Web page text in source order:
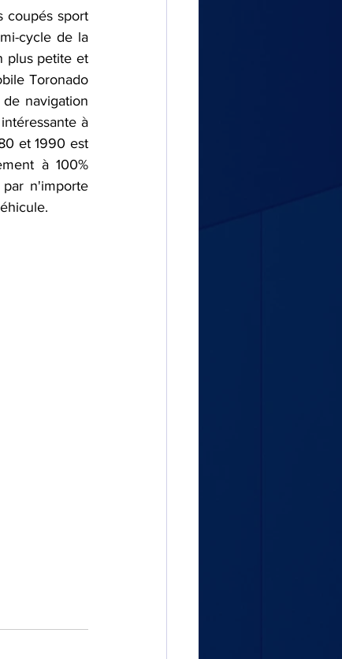
coupés sport
cycle de la
plus petite et
Toronado
navigation
à
et 1990 est
à 100%
n'importe